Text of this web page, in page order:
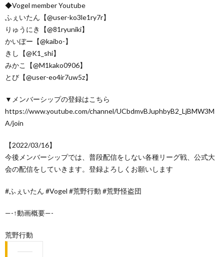
◆Vogel member Youtube
ふぇいたん【@user-ko3le1ry7r】
りゅうにき【@81ryuniki】
かいぼー【@kaibo-】
きし【@K1_shi】
みかこ【@M1kako0906】
とび【@user-eo4ir7uw5z】
▼メンバーシップの登録はこちら
https://www.youtube.com/channel/UCbdmvBJuphbyB2_LjBMW3M
A/join
【2022/03/16】
今後メンバーシップでは、普段配信をしない各種リーグ戦、公式大
会の配信をしていきます。登録よろしくお願いします
#ふぇいたん #Vogel #荒野行動 #荒野怪盗団
—-↑動画概要—-
荒野行動